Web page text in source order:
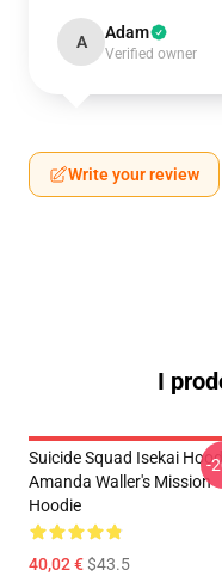
A Adam
Verified owner
Write your review
I
Suicide Squad Isekai
Amanda Waller's Mission
Hoodie
40,02 €$43.5
-